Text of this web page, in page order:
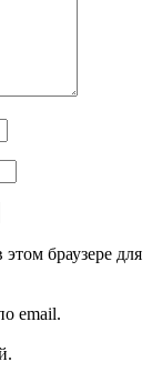
браузере для
email.